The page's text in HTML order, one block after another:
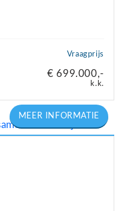
Vraagprijs
€ 699.000,-
k.k.